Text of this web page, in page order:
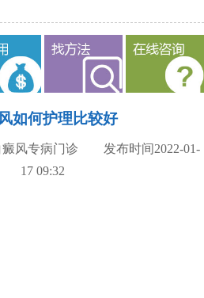
如何护理比较好
癜风专病门诊 发布时间2022-01-
17 09:32